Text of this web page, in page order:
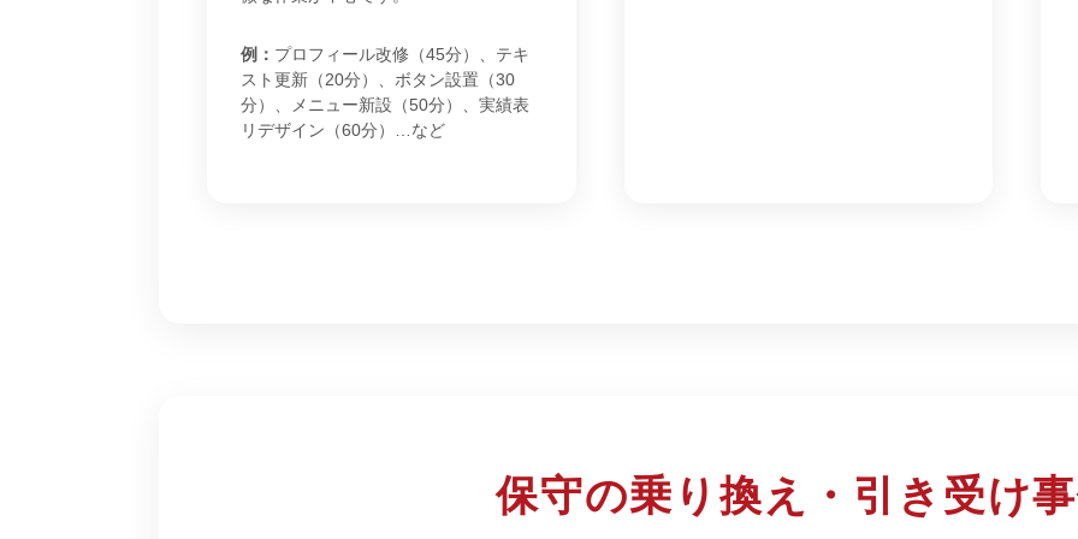
例： プロフィール改修（45分）、テキ
スト更新（20分）、ボタン設置（30
分）、メニュー新設（50分）、実績表
リデザイン（60分）…など
保守の乗り換え・引き受け